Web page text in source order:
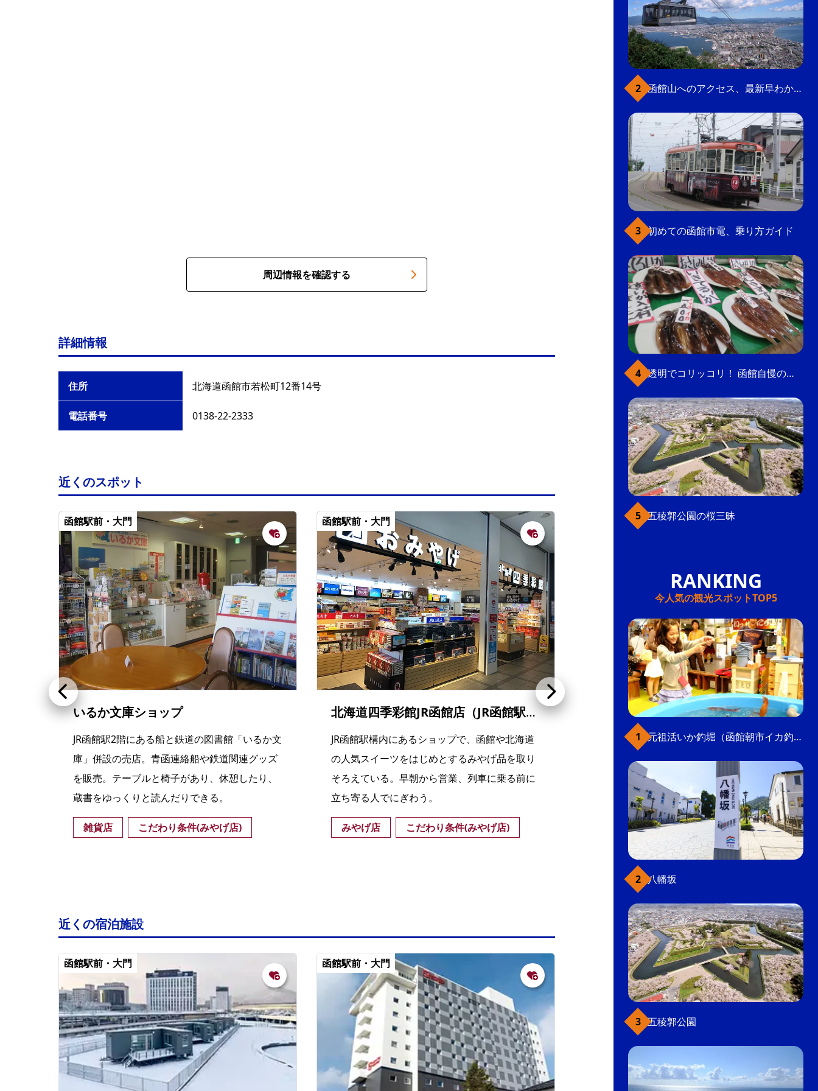
周辺情報を確認する
詳細情報
住所 北海道函館市若松町12番14号
電話番号 0138-22-2333
近くのスポット
函館駅前・大門
いるか文庫ショップ
JR函館駅2階にある船と鉄道の図書館「いるか文
庫」併設の売店。青函連絡船や鉄道関連グッズ
を販売。テーブルと椅子があり、休憩したり、
蔵書をゆっくりと読んだりできる。
雑貨店 こだわり条件(みやげ店)
函館駅前・大門
北海道四季彩館JR函館店（JR函館駅売店）
JR函館駅構内にあるショップで、函館や北海道
の人気スイーツをはじめとするみやげ品を取り
そろえている。早朝から営業、列車に乗る前に
立ち寄る人でにぎわう。
みやげ店 こだわり条件(みやげ店)
函館駅前・大門
函館麺厨房あじさいJR函館駅店
函館塩ラーメンの特徴である透き通ったスー
プ、あっさりしていながら深みも感じられる
「味彩塩拉麺」が人気。函館市民に愛される老
舗の直営店。JR函館駅構内でアクセス良好。
ラーメン
飲食店
こだわり条件(グルメ)
近くの宿泊施設
函館駅前・大門 函館駅前・大門 函館駅前・大門
函館山へのアクセス、最新早わかりガイド
初めての函館市電、乗り方ガイド
透明でコリッコリ！ 函館自慢のいかをどうぞ
五稜郭公園の桜三昧
今人気の観光スポットTOP5
元祖活いか釣堀（函館朝市イカ釣り体験）
八幡坂
五稜郭公園